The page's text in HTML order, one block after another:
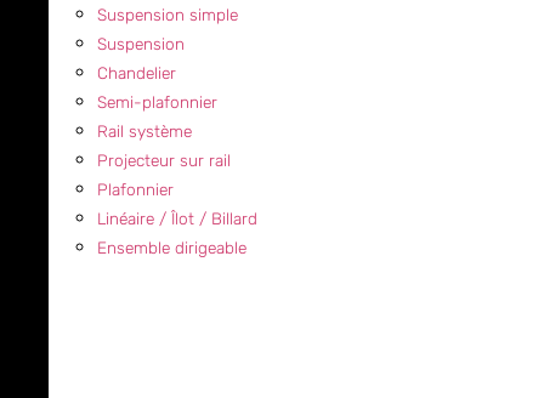
Suspension simple
Suspension
Chandelier
Semi-plafonnier
Rail système
Projecteur sur rail
Plafonnier
Linéaire / Îlot / Billard
Ensemble dirigeable